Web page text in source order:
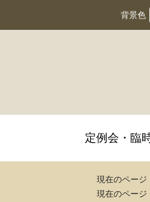
背景色
定例会・臨
現在のページ
現在のページ